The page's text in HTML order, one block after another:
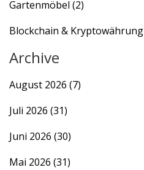
Gartenmöbel (2)
Blockchain & Kryptowährung
Archive
August 2026 (7)
Juli 2026 (31)
Juni 2026 (30)
Mai 2026 (31)